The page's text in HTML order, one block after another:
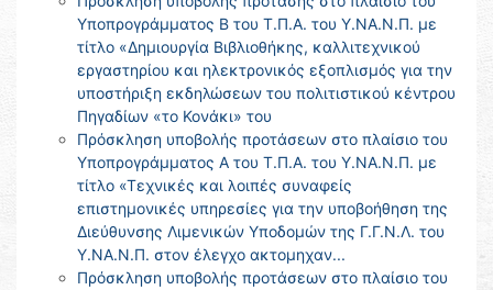
Υποπρογράμματος Β του Τ.Π.Α. του Υ.ΝΑ.Ν.Π. με
τίτλο «Δημιουργία Βιβλιοθήκης, καλλιτεχνικού
εργαστηρίου και ηλεκτρονικός εξοπλισμός για την
υποστήριξη εκδηλώσεων του πολιτιστικού κέντρου
Πηγαδίων «το Κονάκι» του
Πρόσκληση υποβολής προτάσεων στο πλαίσιο του
Υποπρογράμματος Α του Τ.Π.Α. του Υ.ΝΑ.Ν.Π. με
τίτλο «Τεχνικές και λοιπές συναφείς
επιστημονικές υπηρεσίες για την υποβοήθηση της
Διεύθυνσης Λιμενικών Υποδομών της Γ.Γ.Ν.Λ. του
Υ.ΝΑ.Ν.Π. στον έλεγχο ακτομηχαν...
Πρόσκληση υποβολής προτάσεων στο πλαίσιο του